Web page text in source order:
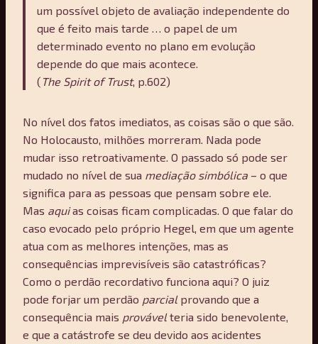
um possível objeto de avaliação independente do
que é feito mais tarde … o papel de um
determinado evento no plano em evolução
depende do que mais acontece.
( The Spirit of Trust, p.602)
No nível dos fatos imediatos, as coisas são o que são.
No Holocausto, milhões morreram. Nada pode
mudar isso retroativamente. O passado só pode ser
mudado no nível de sua mediação simbólica – o que
significa para as pessoas que pensam sobre ele.
Mas aquias coisas ficam complicadas. O que falar do
caso evocado pelo próprio Hegel, em que um agente
atua com as melhores intenções, mas as
consequências imprevisíveis são catastróficas?
Como o perdão recordativo funciona aqui? O juiz
pode forjar um perdão parcialprovando que a
consequência mais provávelteria sido benevolente,
e que a catástrofe se deu devido aos acidentes